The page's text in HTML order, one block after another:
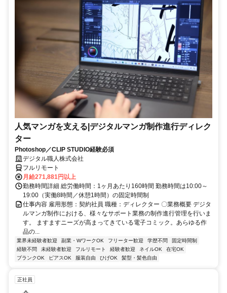
人気マンガを支える|デジタルマンガ制作進行ディレク
ター
Photoshop／CLIP STUDIO経験必須
デジタル職人株式会社
フルリモート
月給271,881円以上
勤務時間詳細 総労働時間：1ヶ月あたり160時間 勤務時間は10:00～
19:00（実働8時間／休憩1時間）の固定時間制
仕事内容 雇用形態：契約社員 職種：ディレクター 〇業務概要 デジタ
ルマンガ制作における、様々なサポート業務の制作進行管理を行いま
す。 ますますニーズが高まってきている電子コミック。あらゆる作
品の...
業界未経験者歓迎 副業・WワークOK フリーター歓迎 学歴不問
固定時間制
経験不問
未経験者歓迎 フルリモート 経験者歓迎 ネイルOK
在宅OK
ブランクOK
ピアスOK 服装自由 ひげOK 髪型・髪色自由
正社員